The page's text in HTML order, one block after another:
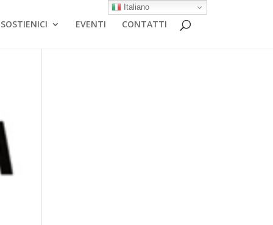
SOSTIENICI EVENTI CONTATTI
Italiano